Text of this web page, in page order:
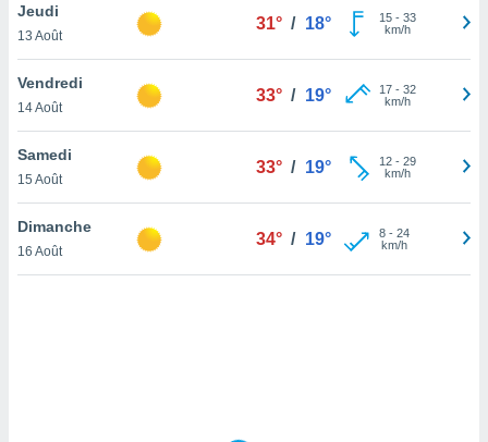
votre
à
en
le
Jeudi
13 Août
31° / 18° 15- 33
km/h
Vendredi
14 Août
33° / 19° 17- 32
km/h
Samedi
15 Août
33° / 19° 12- 29
km/h
Dimanche
16 Août
34° / 19° 8- 24
km/h